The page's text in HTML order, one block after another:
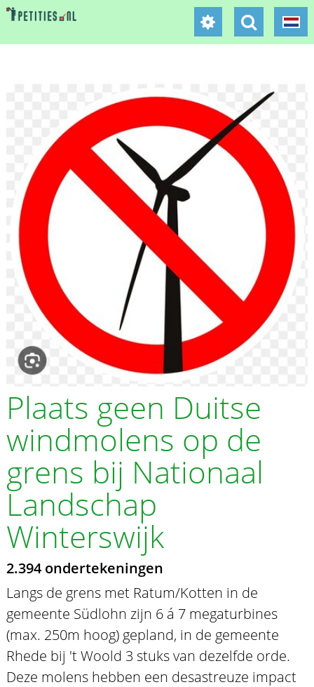
Plaats geen Duitse
windmolens op de
grens bij Nationaal
Landschap
Winterswijk
2.394 ondertekeningen
Langs de grens met Ratum/Kotten in de
gemeente Südlohn zijn 6 á 7 megaturbines
(max. 250m hoog) gepland, in de gemeente
Rhede bij 't Woold 3 stuks van dezelfde orde.
Deze molens hebben een desastreuze impact